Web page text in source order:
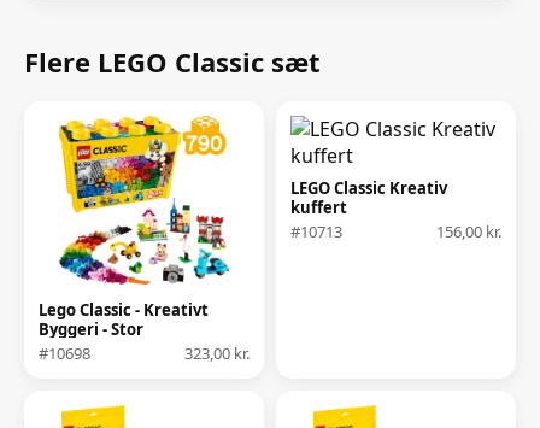
Flere LEGO Classic sæt
Lego Classic - Kreativt
Byggeri - Stor
#10698
323,00 kr.
LEGO Classic Kreativ
kuffert
#10713
156,00 kr.